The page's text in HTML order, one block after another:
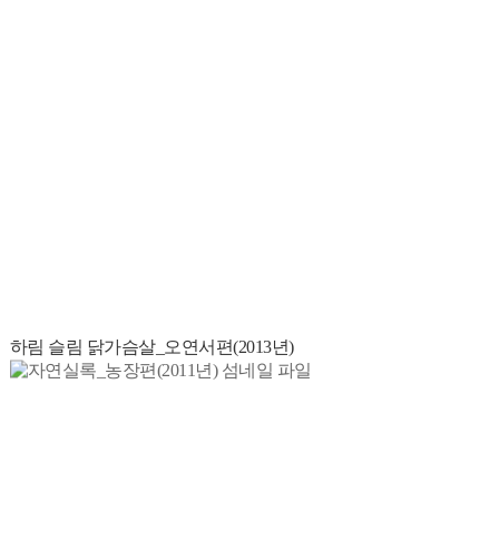
하림 슬림 닭가슴살_오연서편(2013년)